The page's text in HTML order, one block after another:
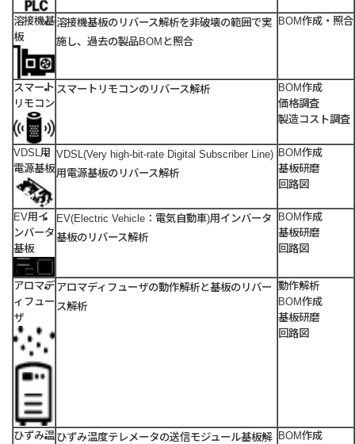
溶接機基
板
溶接機基板のリバース解析を非破壊の範囲で実
施し、過去の製品BOMと照合
BOM作成・照合
スマート
リモコン
スマートリモコンのリバース解析
BOM作成
価格調査
製造コスト調査
VDSL用
電源基板
VDSL(Very high-bit-rate Digital Subscriber Line)
用電源基板のリバース解析
BOM作成
基板研磨
回路図
EV用イ
ンバータ
基板
EV(Electric Vehicle：電気自動車)用インバータ
基板のリバース解析
BOM作成
基板研磨
回路図
アロマデ
ィフュー
ザ
アロマディフューザの動作解析と基板のリバー
ス解析
動作解析
BOM作成
基板研磨
回路図
ひずみ温 ひずみ温度テレメータの送信モジュール基板解
BOM作成